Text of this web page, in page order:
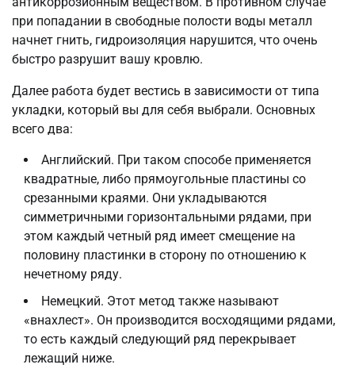
при попадании в свободные полости воды металл
начнет гнить, гидроизоляция нарушится, что очень
быстро разрушит вашу кровлю.
Далее работа будет вестись в зависимости от типа
укладки, который вы для себя выбрали. Основных
всего два:
Английский. При таком способе применяется
квадратные, либо прямоугольные пластины со
срезанными краями. Они укладываются
симметричными горизонтальными рядами, при
этом каждый четный ряд имеет смещение на
половину пластинки в сторону по отношению к
нечетному ряду.
Немецкий. Этот метод также называют
«внахлест». Он производится восходящими рядами,
то есть каждый следующий ряд перекрывает
лежащий ниже.